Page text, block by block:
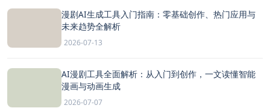
漫剧AI生成工具入门指南：零基础创作、热门应用与
未来趋势全解析
2026-07-13
AI漫剧工具全面解析：从入门到创作，一文读懂智能
漫画与动画生成
2026-07-07